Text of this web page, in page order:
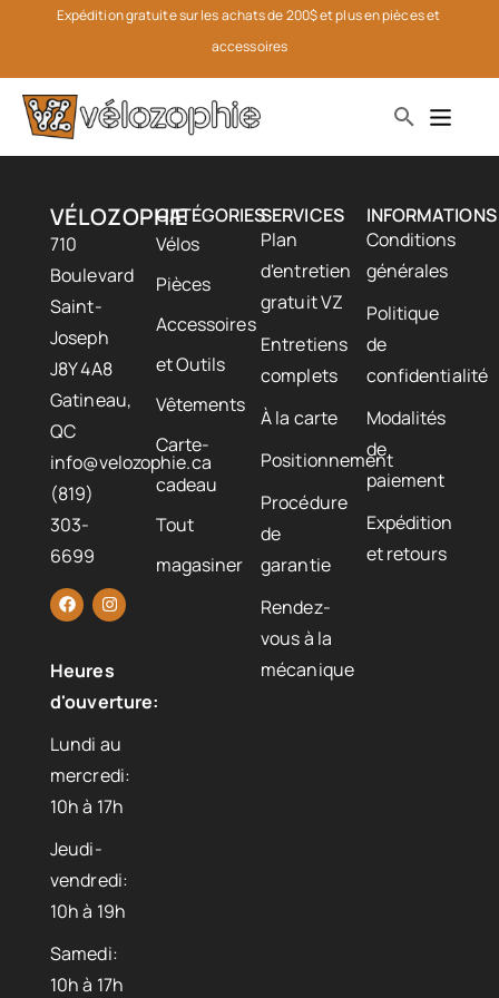
Expédition gratuite sur les achats de 200$ et plus en pièces et
accessoires
VÉLOZOPHIE
710
Boulevard
Saint-
Joseph
J8Y 4A8
Gatineau,
QC
info@velozophie.ca
(819)
303-
6699
Heures
d'ouverture:
Lundi au
mercredi:
10h à 17h
Jeudi-
vendredi:
10h à 19h
Samedi:
10h à 17h
CATÉGORIES
Vélos
Pièces
Accessoires
et Outils
Vêtements
Carte-
cadeau
Tout
magasiner
SERVICES
Plan
d'entretien
gratuit VZ
Entretiens
complets
À la carte
Positionnement
Procédure
de
garantie
Rendez-
vous à la
mécanique
INFORMATIONS
Conditions
générales
Politique
de
confidentialité
Modalités
de
paiement
Expédition
et retours